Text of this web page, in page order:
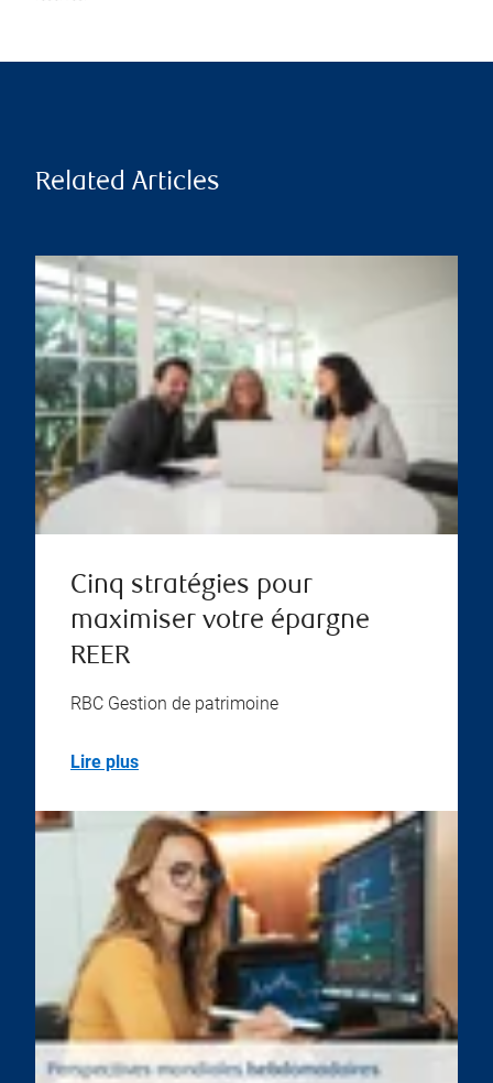
Related Articles
Cinq stratégies pour
maximiser votre épargne
REER
RBC Gestion de patrimoine
Lire plus